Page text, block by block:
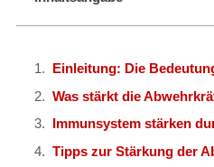
Einleitung: Die
Was stärkt die
Immunsystem stärken
Tipps zur Stärkung der